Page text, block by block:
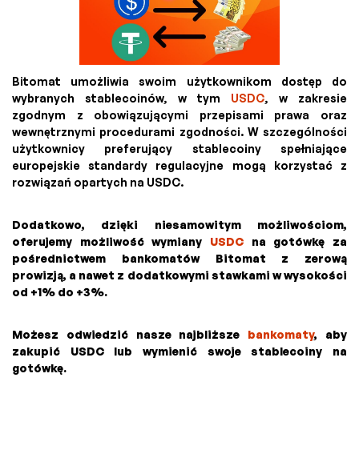
Bitomat umożliwia swoim użytkownikom dostęp do
wybranych stablecoinów, w tym USDC, w zakresie
zgodnym z obowiązującymi przepisami prawa oraz
wewnętrznymi procedurami zgodności. W szczególności
użytkownicy preferujący stablecoiny spełniające
europejskie standardy regulacyjne mogą korzystać z
rozwiązań opartych na USDC.
Dodatkowo, dzięki niesamowitym możliwościom,
oferujemy możliwość wymiany USDC na gotówkę za
pośrednictwem bankomatów Bitomat z zerową
prowizją, a nawet z dodatkowymi stawkami w wysokości
od +1% do +3%.
Możesz odwiedzić nasze najbliższe bankomaty, aby
zakupić USDC lub wymienić swoje stablecoiny na
gotówkę.